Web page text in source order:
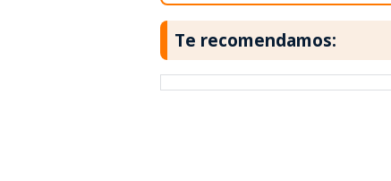
Te recomendamos: